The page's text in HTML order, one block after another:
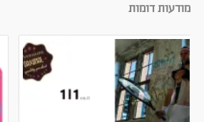
מודעות דומות